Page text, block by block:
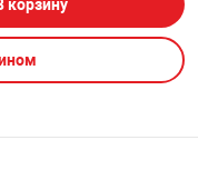
PCI АДАПТЕРЫ
USB
CD-DVD ДИСКИ
корзину